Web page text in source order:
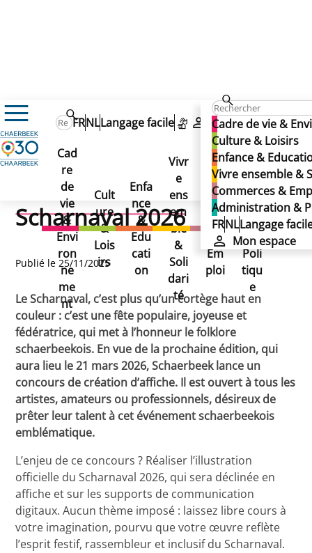
Cadre de vie &
Culture & Loisirs
Enfance &
Vivre ensemble &
Commerces &
Administration &
FRNLLangage
Mon espace
FRNLLangage facile
Mon espace
Cad
re
de
vie
&
Envi
ron
ne
me
nt
Cult
ure
&
Lois
irs
Enfa
nce
&
Edu
cati
on
Vivr
e
ens
em
ble
&
Soli
dari
té
Co
mm
erce
s &
Em
ploi
Ad
mini
stra
tion
&
Poli
tiqu
e
Actualités
Concours : créez l’illustration officielle du Scharnaval
Concours : créez
l’illustration officielle du
Scharnaval 2026
Concours : créez
l’illustration officielle du
Scharnaval 2026
Publié le 25/11/2025
Le Scharnaval, c’est plus qu’un cortège haut en
couleur : c’est une fête populaire, joyeuse et
fédératrice, qui met à l’honneur le folklore
schaerbeekois. En vue de la prochaine édition, qui
aura lieu le 21 mars 2026, Schaerbeek lance un
concours de création d’affiche. Il est ouvert à tous les
artistes, amateurs ou professionnels, désireux de
prêter leur talent à cet événement schaerbeekois
emblématique.
L’enjeu de ce concours ? Réaliser l’illustration
officielle du Scharnaval 2026, qui sera déclinée en
affiche et sur les supports de communication
digitaux. Aucun thème imposé : laissez libre cours à
votre imagination, pourvu que votre œuvre reflète
l’esprit festif, rassembleur et inclusif du Scharnaval.